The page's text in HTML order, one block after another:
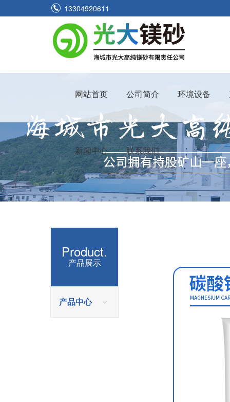
13304920611
网站首页 公司简介 环境设备
新闻中心 联系我们
Product.
产品展示
产品中心